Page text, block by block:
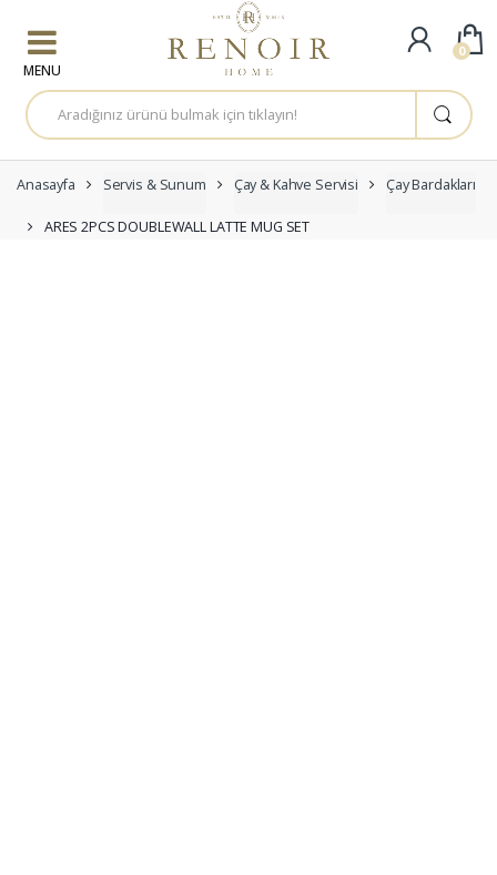
A
r
a
a
:
Anasayfa Servis & Sunum Çay & Kahve Servisi Çay Bardakları
ARES 2PCS DOUBLEWALL LATTE MUG SET
0